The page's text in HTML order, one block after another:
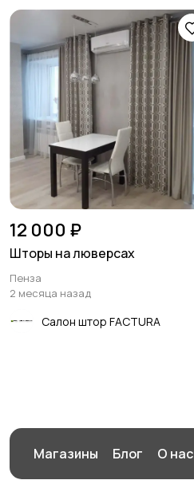
12 000 ₽
Шторы на люверсах
Пенза
2 месяца назад
Салон штор FACTURA
Магазины Блог О нас